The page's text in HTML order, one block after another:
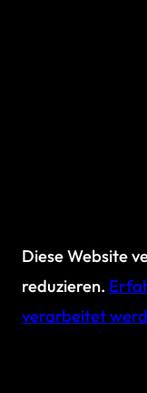
Diese Website
reduzieren.
verarbeitet